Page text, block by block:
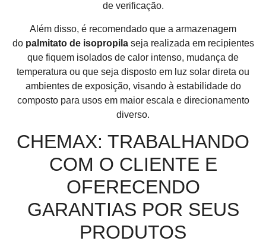
de verificação.
Além disso, é recomendado que a armazenagem
do palmitato de isopropilaseja realizada em recipientes
que fiquem isolados de calor intenso, mudança de
temperatura ou que seja disposto em luz solar direta ou
ambientes de exposição, visando à estabilidade do
composto para usos em maior escala e direcionamento
diverso.
CHEMAX: TRABALHANDO
COM O CLIENTE E
OFERECENDO
GARANTIAS POR SEUS
PRODUTOS